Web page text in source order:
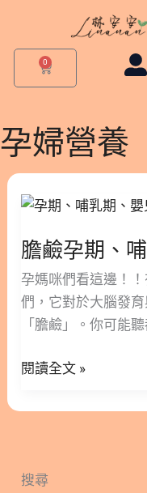
容
0
購
物
籃
孕婦營養
孕媽咪們看這邊！
們，它對於大腦發
「膽鹼」。你可能
補充膽鹼？ 往下繼
示/隱藏 1. 膽鹼是什
關 2.3. 膽鹼｜與葉
鹼
期、
哺
乳
期
充
析！
兒
閱讀全文 »
搜尋